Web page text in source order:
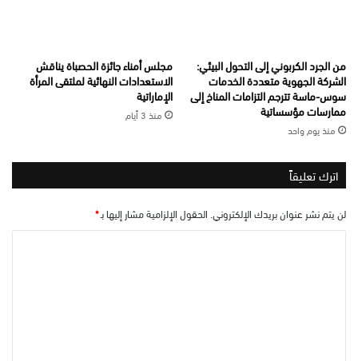
من الجرد الكربوني إلى التحول البيئي:
الشركة الجهوية متعددة الخدمات
سوس-ماسة تترجم التزامات المناخ إلى
ممارسات مؤسساتية
منذ يوم واحد
مجلس أمناء جائزة الحصباة يناقش
الاستعدادات النهائية لملتقى المرأة
الإماراتية
منذ 3 أيام
اترك تعليقاً
لن يتم نشر عنوان بريدك الإلكتروني. الحقول الإلزامية مشار إليها بـ*